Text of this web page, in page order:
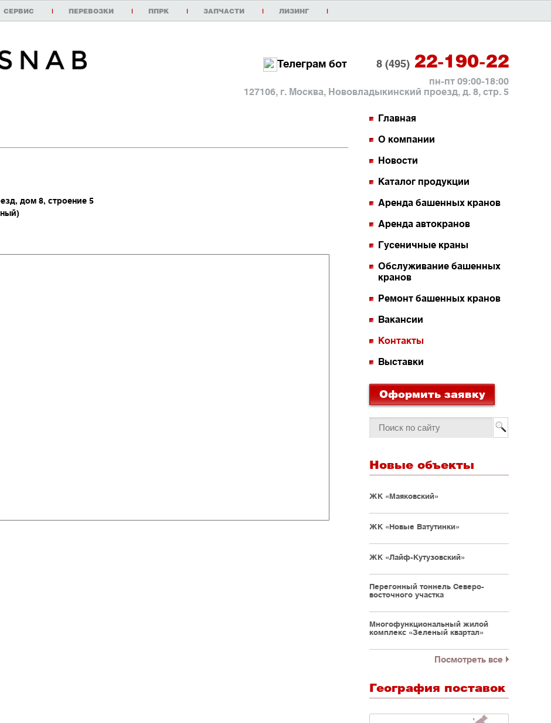
СЕРВИС | ПЕРЕВОЗКИ | ППРК | ЗАПЧАСТИ | ЛИЗИНГ |
Телеграм бот 8 (495) 22-190-22
пн-пт 09:00-18:00
127106, г. Москва, Нововладыкинский проезд, д. 8, стр. 5
дом 8, строение 5
Главная
О компании
Новости
Каталог продукции
Аренда башенных кранов
Аренда автокранов
Гусеничные краны
Обслуживание башенных
кранов
Ремонт башенных кранов
Вакансии
Контакты
Выставки
Оформить заявку
Новые объекты
ЖК «Маяковский»
ЖК «Новые Ватутинки»
ЖК «Лайф-Кутузовский»
Перегонный тоннель Северо-
восточного участка
Многофункциональный жилой
комплекс «Зеленый квартал»
Посмотреть все
География поставок